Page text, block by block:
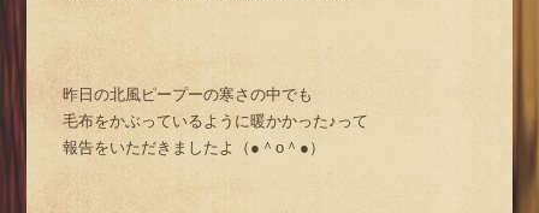
昨日の北風ピープーの寒さの中でも
毛布をかぶっているように暖かかった♪って
報告をいただきましたよ（●＾o＾●）